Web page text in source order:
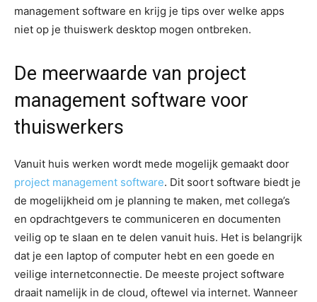
management software en krijg je tips over welke apps
niet op je thuiswerk desktop mogen ontbreken.
De meerwaarde van project
management software voor
thuiswerkers
Vanuit huis werken wordt mede mogelijk gemaakt door
project management software. Dit soort software biedt je
de mogelijkheid om je planning te maken, met collega’s
en opdrachtgevers te communiceren en documenten
veilig op te slaan en te delen vanuit huis. Het is belangrijk
dat je een laptop of computer hebt en een goede en
veilige internetconnectie. De meeste project software
draait namelijk in de cloud, oftewel via internet. Wanneer